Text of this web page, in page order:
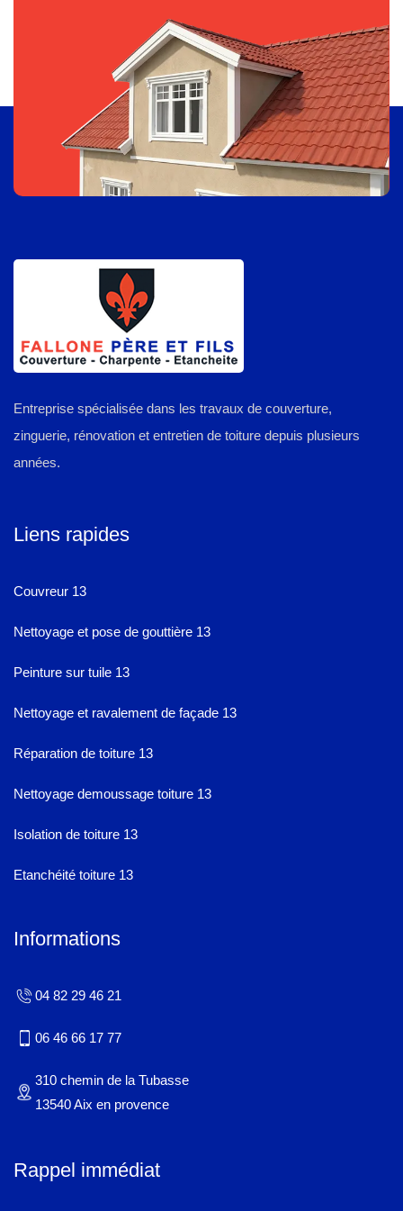
Entreprise spécialisée dans les travaux de couverture,
zinguerie, rénovation et entretien de toiture depuis plusieurs
années.
Liens rapides
Couvreur 13
Nettoyage et pose de gouttière 13
Peinture sur tuile 13
Nettoyage et ravalement de façade 13
Réparation de toiture 13
Nettoyage demoussage toiture 13
Isolation de toiture 13
Etanchéité toiture 13
Informations
04 82 29 46 21
06 46 66 17 77
310 chemin de la Tubasse
13540 Aix en provence
Rappel immédiat